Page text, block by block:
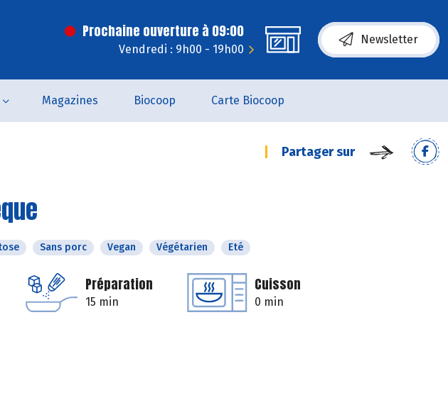
Prochaine ouverture à 09:00
Vendredi : 9h00 - 19h00
Newsletter
Magazines Biocoop Carte Biocoop
Partager sur
Sans porc Vegan Végétarien Eté
Préparation
15 min
Cuisson
0 min